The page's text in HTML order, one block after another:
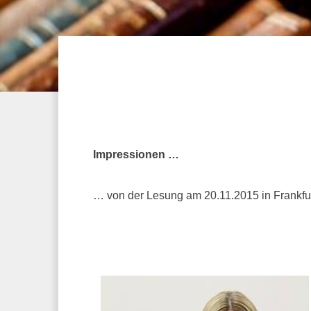
Impressionen …
… von der Lesung am 20.11.2015 in